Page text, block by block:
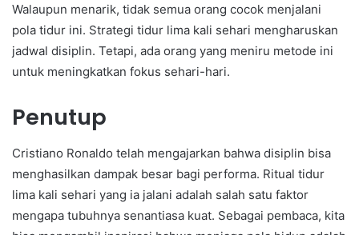
Walaupun menarik, tidak semua orang cocok menjalani
pola tidur ini. Strategi tidur lima kali sehari mengharuskan
jadwal disiplin. Tetapi, ada orang yang meniru metode ini
untuk meningkatkan fokus sehari-hari.
Penutup
Cristiano Ronaldo telah mengajarkan bahwa disiplin bisa
menghasilkan dampak besar bagi performa. Ritual tidur
lima kali sehari yang ia jalani adalah salah satu faktor
mengapa tubuhnya senantiasa kuat. Sebagai pembaca, kita